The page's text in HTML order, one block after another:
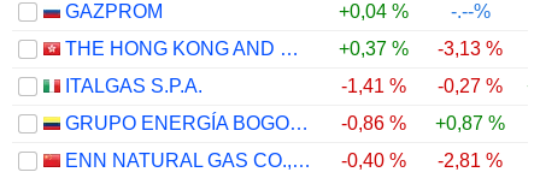
GAZPROM
+0,04 %
-.--%
THE HONG KONG AND CHINA GAS COMPANY LIMITED
+0,37 % -3,13 %
ITALGAS S.P.A.
-1,41 % -0,27 %
GRUPO ENERGÍA BOGOTÁ S.A. E.S.P.
-0,86 % +0,87 %
ENN NATURAL GAS CO., LTD.
-0,40 % -2,81 %